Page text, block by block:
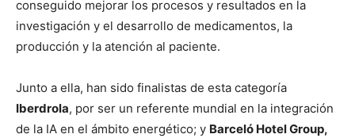
conseguido mejorar los procesos y resultados en la
investigación y el desarrollo de medicamentos, la
producción y la atención al paciente.
Junto a ella, han sido finalistas de esta categoría
Iberdrola, por ser un referente mundial en la integración
de la IA en el ámbito energético; y Barceló Hotel Group,